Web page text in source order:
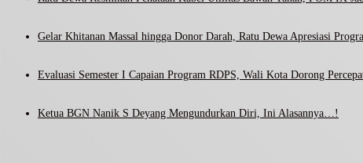
Gelar Khitanan Massal hingga Donor Darah, Ratu Dewa Apresiasi
Evaluasi Semester I Capaian Program RDPS, Wali Kota Dorong
Ketua BGN Nanik S Deyang Mengundurkan Diri, Ini Alasannya…!